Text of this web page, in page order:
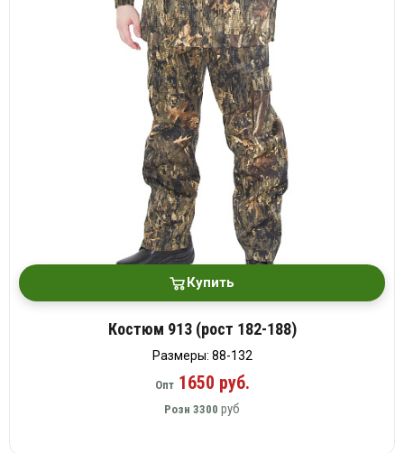
Купить
Костюм 913 (рост 182-188)
Размеры: 88-132
Опт1650 руб.
Розн 3300 руб